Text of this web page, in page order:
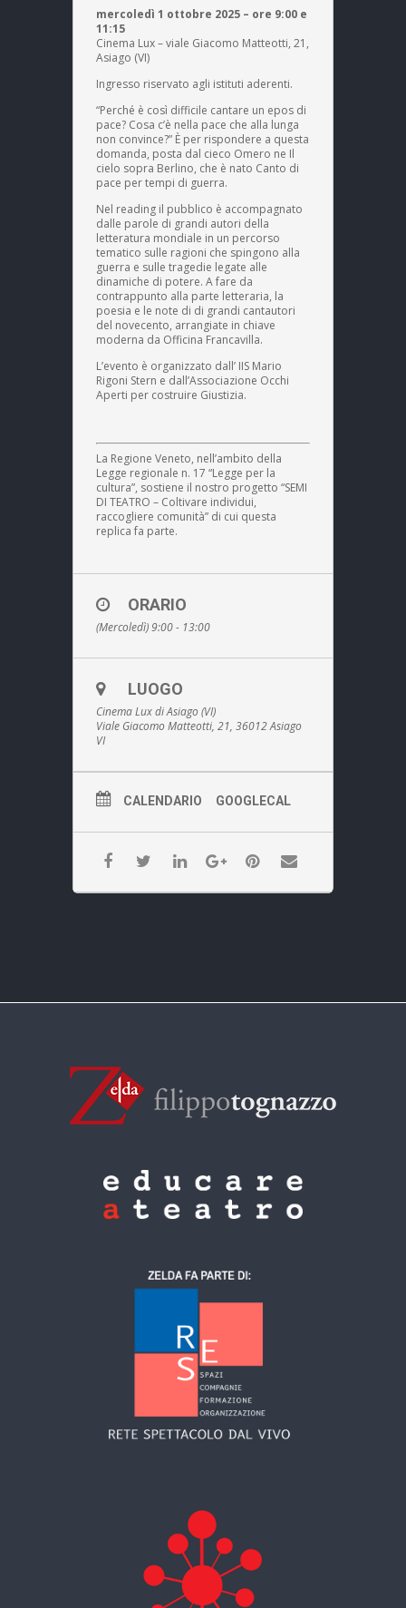
mercoledì 1 ottobre 2025 – ore 9:00 e
11:15
Cinema Lux – viale Giacomo Matteotti, 21,
Asiago (VI)
Ingresso riservato agli istituti aderenti.
“Perché è così difficile cantare un epos di
pace? Cosa c’è nella pace che alla lunga
non convince?” È per rispondere a questa
domanda, posta dal cieco Omero ne Il
cielo sopra Berlino, che è nato Canto di
pace per tempi di guerra.
Nel reading il pubblico è accompagnato
dalle parole di grandi autori della
letteratura mondiale in un percorso
tematico sulle ragioni che spingono alla
guerra e sulle tragedie legate alle
dinamiche di potere. A fare da
contrappunto alla parte letteraria, la
poesia e le note di di grandi cantautori
del novecento, arrangiate in chiave
moderna da Officina Francavilla.
L’evento è organizzato dall’ IIS Mario
Rigoni Stern e dall’Associazione Occhi
Aperti per costruire Giustizia.
La Regione Veneto, nell’ambito della
Legge regionale n. 17 “Legge per la
cultura”, sostiene il nostro progetto “SEMI
DI TEATRO – Coltivare individui,
raccogliere comunità” di cui questa
replica fa parte.
ORARIO
(Mercoledì) 9:00 - 13:00
LUOGO
Cinema Lux di Asiago (VI)
Viale Giacomo Matteotti, 21, 36012 Asiago
VI
CALENDARIO GOOGLECAL